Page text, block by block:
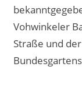
Vohwinkeler
Straße und